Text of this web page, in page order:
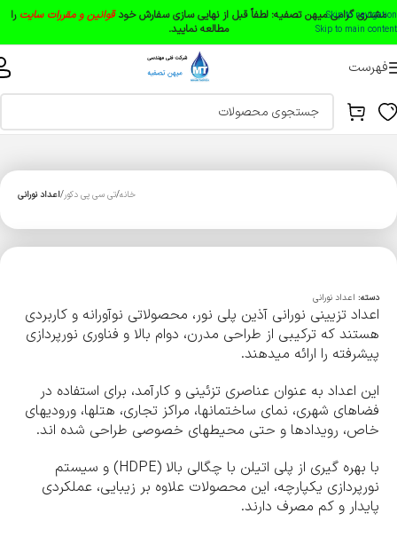
Skip to navigation
Skip to main content
مشتری گرامی میهن تصفیه: لطفاً قبل از نهایی سازی سفارش خودقوانین و مقررات سایت را
مطالعه نمایید.
فهرست
خانه تی سی پی دکور اعداد نورانی
دسته: اعداد نورانی
اعداد تزیینی نورانی آذین پلی نور، محصولاتی نوآورانه و کاربردی
هستند که ترکیبی از طراحی مدرن، دوام بالا و فناوری نورپردازی
پیشرفته را ارائه میدهند.
این اعداد به عنوان عناصری تزئینی و کارآمد، برای استفاده در
فضاهای شهری، نمای ساختمانها، مراکز تجاری، هتلها، ورودیهای
خاص، رویدادها و حتی محیطهای خصوصی طراحی شده اند.
با بهره گیری از پلی اتیلن با چگالی بالا (HDPE) و سیستم
نورپردازی یکپارچه، این محصولات علاوه بر زیبایی، عملکردی
پایدار و کم مصرف دارند.